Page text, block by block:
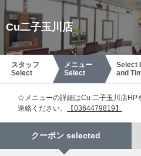
Cu二子玉川店
スタッフ
Select
メニュー
Select
Select
and
☆メニューの詳細はCu 二子玉川店HP
連絡ください。
【0364479819】
クーポン selected